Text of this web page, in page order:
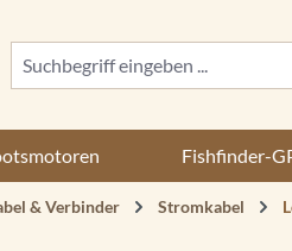
Fishfinder-
& Verbinder Stromkabel